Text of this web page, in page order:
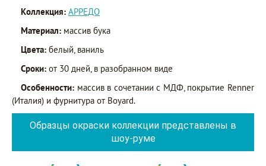
Коллекция: АРРЕДО
Материал: массив бука
Цвета: белый, ваниль
Сроки: от 30 дней, в разобранном виде
Особенности: массив в сочетании с МДФ, покрытие Renner
(Италия) и фурнитура от Boyard.
Образцы окраски коллекции представлены в
шоу-руме